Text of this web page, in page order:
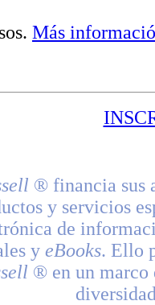
. Más
® financia sus
y servicios
de
y eBooks. Ello
® en un marco